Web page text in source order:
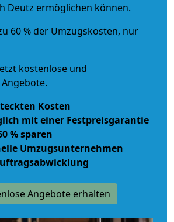
Deutz ermöglichen können.
60 % der Umzugskosten, nur
kostenlose und
Kosten
mit einer Festpreisgarantie
% sparen
Umzugsunternehmen
Angebote erhalten